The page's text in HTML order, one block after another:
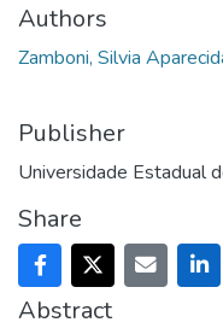
Authors
Zamboni, Silvia
Publisher
Universidade Estadual
Share
Abstract